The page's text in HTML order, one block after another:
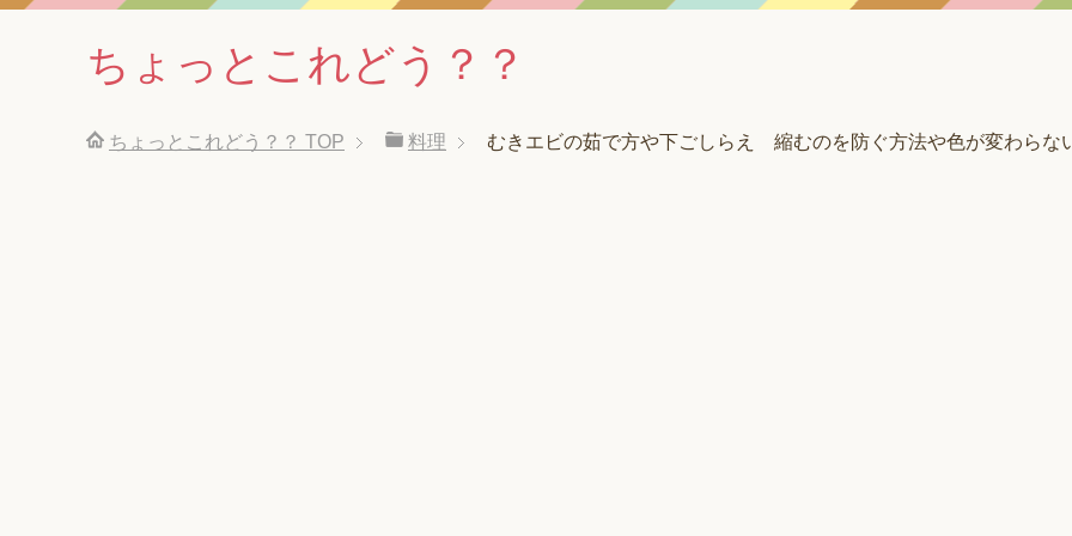
ちょっとこれどう？？
ちょっとこれどう？？ TOP 料理 むきエビの茹で方や下ごしらえ 縮むのを防ぐ方法や色が変わらな